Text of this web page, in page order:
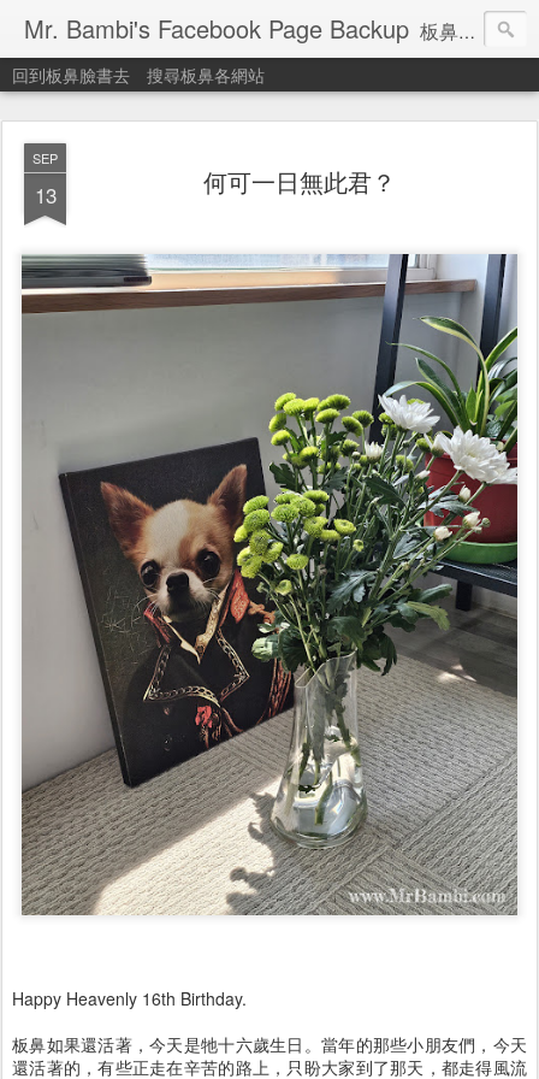
Mr. Bambi's Facebook Page Backup 板鼻臉書備份站
回到板鼻臉書去 搜尋板鼻各網站
SEP
13 何可一日無此君？
Happy Heavenly 16th Birthday.
板鼻如果還活著，今天是牠十六歲生日。當年的那些小朋友們，今天
還活著的，有些正走在辛苦的路上，只盼大家到了那天，都走得風流